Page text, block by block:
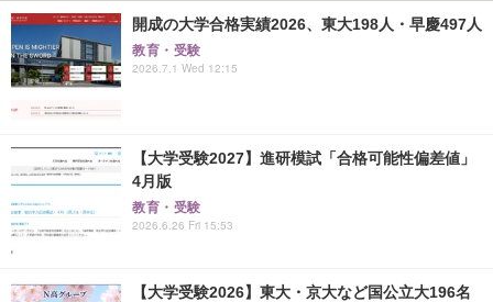
開成の大学合格実績2026、東大198人・早慶497人
教育・受験
2026.7.1 Wed 12:15
【大学受験2027】進研模試「合格可能性偏差値」
4月版
教育・受験
2026.6.26 Fri 15:53
【大学受験2026】東大・京大など国公立大196名